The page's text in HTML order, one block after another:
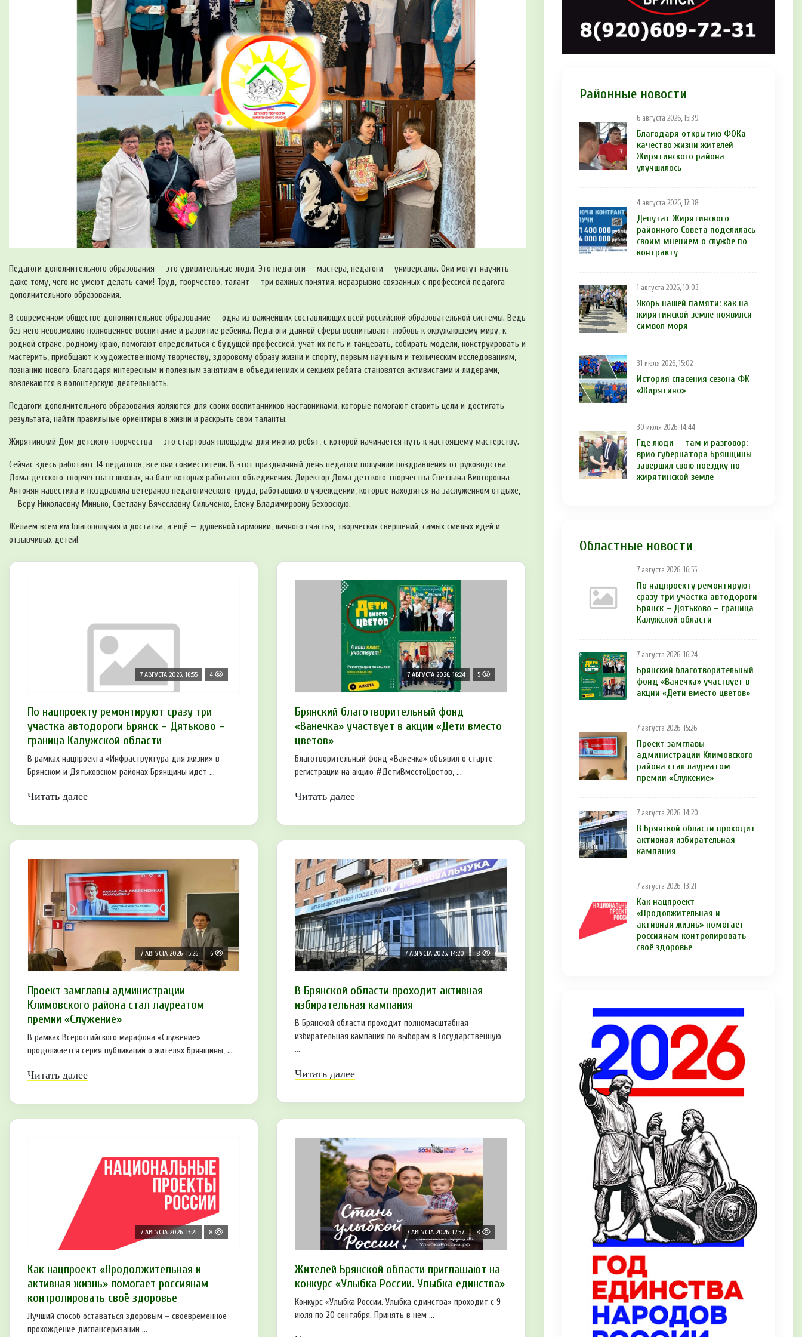
Педагоги дополнительного образования — это удивительные люди. Это педагоги — мастера, педагоги — универсалы. Они могут научить
даже тому, чего не умеют делать сами! Труд, творчество, талант — три важных понятия, неразрывно связанных с профессией педагога
дополнительного образования.
В современном обществе дополнительное образование — одна из важнейших составляющих всей российской образовательной системы. Ведь
без него невозможно полноценное воспитание и развитие ребенка. Педагоги данной сферы воспитывают любовь к окружающему миру, к
родной стране, родному краю, помогают определиться с будущей профессией, учат их петь и танцевать, собирать модели, конструировать и
мастерить, приобщают к художественному творчеству, здоровому образу жизни и спорту, первым научным и техническим исследованиям,
познанию нового. Благодаря интересным и полезным занятиям в объединениях и секциях ребята становятся активистами и лидерами,
вовлекаются в волонтерскую деятельность.
Педагоги дополнительного образования являются для своих воспитанников наставниками, которые помогают ставить цели и достигать
результата, найти правильные ориентиры в жизни и раскрыть свои таланты.
Жирятинский Дом детского творчества — это стартовая площадка для многих ребят, с которой начинается путь к настоящему мастерству.
Сейчас здесь работают 14 педагогов, все они совместители. В этот праздничный день педагоги получили поздравления от руководства
Дома детского творчества в школах, на базе которых работают объединения. Директор Дома детского творчества Светлана Викторовна
Антонян навестила и поздравила ветеранов педагогического труда, работавших в учреждении, которые находятся на заслуженном отдыхе,
— Веру Николаевну Минько, Светлану Вячеславну Сильченко, Елену Владимировну Беховскую.
Желаем всем им благополучия и достатка, а ещё — душевной гармонии, личного счастья, творческих свершений, самых смелых идей и
отзывчивых детей!
7 АВГУСТА 2026, 16:55 4
По нацпроекту ремонтируют сразу три
участка автодороги Брянск – Дятьково –
граница Калужской области
В рамках нацпроекта «Инфраструктура для жизни» в
Брянском и Дятьковском районах Брянщины идет ...
Читать далее
7 АВГУСТА 2026, 16:24 5
Брянский благотворительный фонд
«Ванечка» участвует в акции «Дети вместо
цветов»
Благотворительный фонд «Ванечка» объявил о старте
регистрации на акцию #ДетиВместоЦветов, ...
Читать далее
7 АВГУСТА 2026, 15:26 6
Проект замглавы администрации
Климовского района стал лауреатом
премии «Служение»
В рамках Всероссийского марафона «Служение»
продолжается серия публикаций о жителях Брянщины, ...
Читать далее
7 АВГУСТА 2026, 14:20 8
В Брянской области проходит активная
избирательная кампания
В Брянской области проходит полномасштабная
избирательная кампания по выборам в Государственную
...
Читать далее
7 АВГУСТА 2026, 13:21 8
Как нацпроект «Продолжительная и
активная жизнь» помогает россиянам
контролировать своё здоровье
Лучший способ оставаться здоровым – своевременное
прохождение диспансеризации ...
7 АВГУСТА 2026, 12:57 8
Жителей Брянской области приглашают на
конкурс «Улыбка России. Улыбка единства»
Конкурс «Улыбка России. Улыбка единства» проходит с 9
июля по 20 сентября. Принять в нем ...
Районные новости
6 августа 2026, 15:39
Благодаря открытию ФОКа
качество жизни жителей
Жирятинского района
улучшилось
4 августа 2026, 17:38
Депутат Жирятинского
районного Совета поделилась
своим мнением о службе по
контракту
1 августа 2026, 10:03
Якорь нашей памяти: как на
жирятинской земле появился
символ моря
31 июля 2026, 15:02
История спасения сезона ФК
«Жирятино»
30 июля 2026, 14:44
Где люди — там и разговор:
врио губернатора Брянщины
завершил свою поездку по
жирятинской земле
Областные новости
7 августа 2026, 16:55
По нацпроекту ремонтируют
сразу три участка автодороги
Брянск – Дятьково – граница
Калужской области
7 августа 2026, 16:24
Брянский благотворительный
фонд «Ванечка» участвует в
акции «Дети вместо цветов»
7 августа 2026, 15:26
Проект замглавы
администрации Климовского
района стал лауреатом
премии «Служение»
7 августа 2026, 14:20
В Брянской области проходит
активная избирательная
кампания
7 августа 2026, 13:21
Как нацпроект
«Продолжительная и
активная жизнь» помогает
россиянам контролировать
своё здоровье